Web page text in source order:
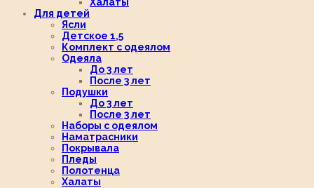
Для детей
Ясли
Детское 1,5
Комплект с одеялом
Одеяла
До 3 лет
После 3 лет
Подушки
До 3 лет
После 3 лет
Наборы с одеялом
Наматрасники
Покрывала
Пледы
Полотенца
Халаты